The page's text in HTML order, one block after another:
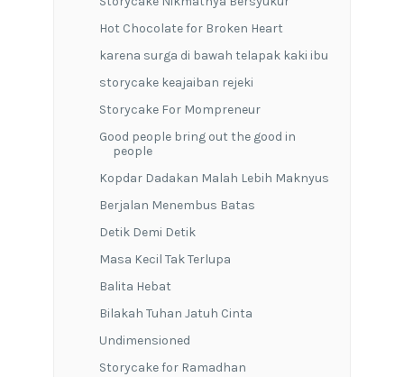
Hot Chocolate for Broken Heart
karena surga di bawah telapak kaki ibu
storycake keajaiban rejeki
Storycake For Mompreneur
Good people bring out the good in
people
Kopdar Dadakan Malah Lebih Maknyus
Berjalan Menembus Batas
Detik Demi Detik
Masa Kecil Tak Terlupa
Balita Hebat
Bilakah Tuhan Jatuh Cinta
Undimensioned
Storycake for Ramadhan